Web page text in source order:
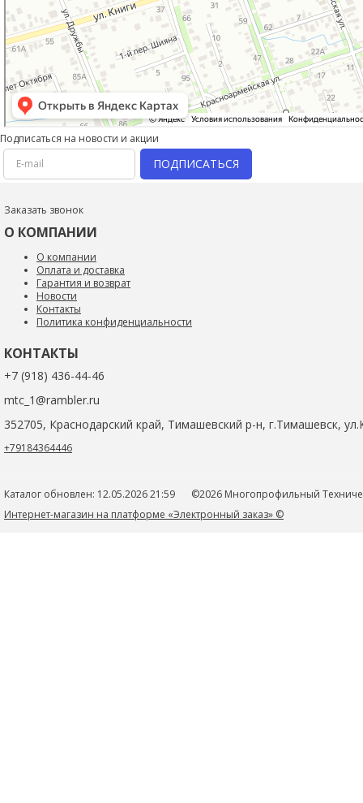
Подписаться на новости и акции
ПОДПИСАТЬСЯ
Заказать звонок
О КОМПАНИИ
О компании
Оплата и доставка
Гарантия и возврат
Новости
Контакты
Политика конфиденциальности
КОНТАКТЫ
+7 (918) 436-44-46
mtc_1@rambler.ru
352705, Краснодарский край, Тимашевский р-н, г.Тимашевск,
+79184364446
Каталог обновлен: 12.05.2026 21:59
©2026 Многопрофильный
Интернет-магазин на платформе «Электронный заказ» ©